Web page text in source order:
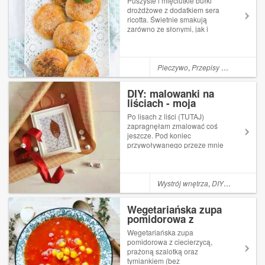
drożdżowe z dodatkiem sera
ricotta. Świetnie smakują
zarówno ze słonymi, jak i
łatwo się wyrabia, a bułki
formuje poprzez zaplecenie
Pieczywo,Przepisy na Thermomix
DIY: malowanki na
liściach - moja
"Alonuszka"
Po lisach z liści (TUTAJ)
zapragnęłam zmalować coś
jeszcze. Pod koniec
przywoływanego przeze mnie
pamięć: kobieca twarz z
długimi, rudymi "włosami" (tak
Wystrój wnętrza,DIY,Książki
Wegetariańska zupa
pomidorowa z
ciecierzycą, prażoną
szalotką oraz tymiankiem
(bez tłuszczu)
Wegetariańska zupa
pomidorowa z ciecierzycą,
prażoną szalotką oraz
tymiankiem (bez